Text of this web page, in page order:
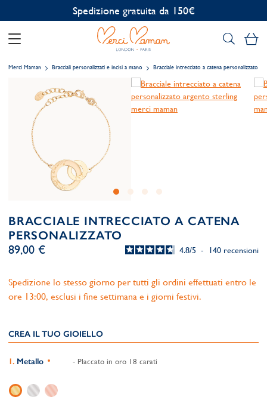
Personalizzazione gratuita
Il
Merci Maman Bracciali personalizzati e incisi a mano Bracciale intrecciato a catena personalizzato
BRACCIALE INTRECCIATO A CATENA
PERSONALIZZATO
4.8/5 - 140 recensioni
89,00 €
Spedizione lo stesso giorno per tutti gli ordini effettuati entro le
ore 13:00, esclusi i fine settimana e i giorni festivi.
CREA IL TUO GIOIELLO
Metallo - Placcato in oro 18 carati